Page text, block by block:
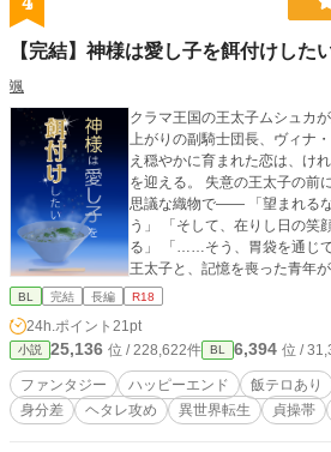
【完結】神様は愛し子を餌付けした
颯
クラマ王国の王太子ムシュカ
上がりの副騎士団長、ヴィナ・ヤーナ
え穏やかに育まれた恋は、け
を迎える。 失意の王太子の前に現れたのは、願いを叶える不
思議な織物で―― 「望まれるならば、私はお主の神となろ
う」 「そして、在りし日の笑
る」 「……そう、胃袋を通じてな！」 これは、 心を喪った
王太子と、記憶を喪った青年
う一度出逢い直す物語。 ――神様が餌付けしたいのは、ただ
齢です。 番外編は全2話。18禁かつ、作者の性癖全振りな話
しか書いていません。 （貞操
癖にも配慮していませんのでご注意く
外編まで含め、自サイトにて
BL 完結 長編 R18
24h.ポイント 21pt
小説 25,136 位 / 228,622件 BL 6,394 位 /
ファンタジー ハッピーエンド 飯テロあり
身分差
ヘタレ攻め 異世界転生 貞操帯